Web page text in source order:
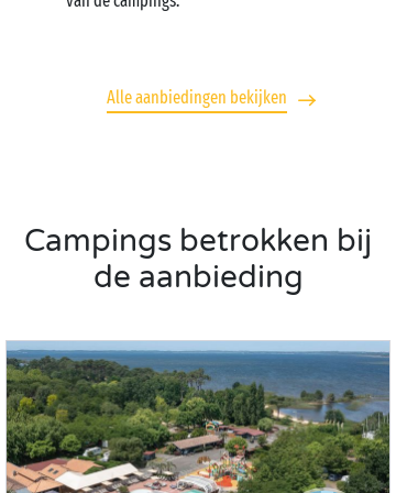
Alle aanbiedingen bekijken
Campings betrokken bij
de aanbieding